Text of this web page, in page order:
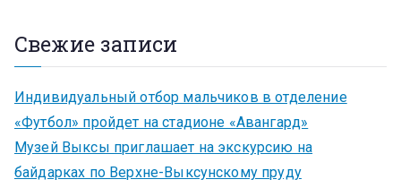
Свежие записи
Индивидуальный отбор мальчиков в отделение
«Футбол» пройдет на стадионе «Авангард»
Музей Выксы приглашает на экскурсию на
байдарках по Верхне-Выксунскому пруду